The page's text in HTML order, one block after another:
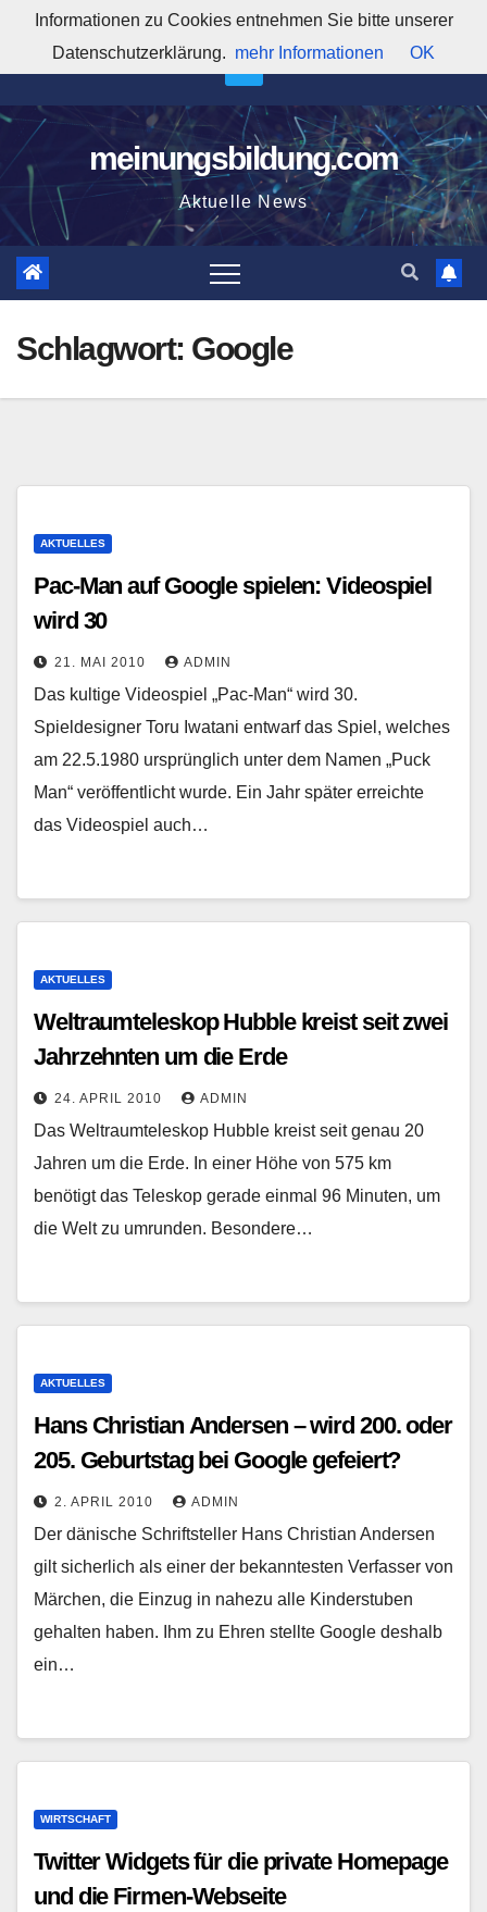
springen
10:55:25 PM
meinungsbildung.com
Aktuelle News
Schlagwort: Google
AKTUELLES
Pac-Man auf Google spielen: Videospiel
wird 30
21. MAI 2010 ADMIN
Das kultige Videospiel „Pac-Man“ wird 30.
Spieldesigner Toru Iwatani entwarf das Spiel, welches
am 22.5.1980 ursprünglich unter dem Namen „Puck
Man“ veröffentlicht wurde. Ein Jahr später erreichte
das Videospiel auch…
AKTUELLES
Weltraumteleskop Hubble kreist seit zwei
Jahrzehnten um die Erde
24. APRIL 2010 ADMIN
Das Weltraumteleskop Hubble kreist seit genau 20
Jahren um die Erde. In einer Höhe von 575 km
benötigt das Teleskop gerade einmal 96 Minuten, um
die Welt zu umrunden. Besondere…
AKTUELLES
Hans Christian Andersen – wird 200. oder
205. Geburtstag bei Google gefeiert?
2. APRIL 2010 ADMIN
Der dänische Schriftsteller Hans Christian Andersen
gilt sicherlich als einer der bekanntesten Verfasser von
Märchen, die Einzug in nahezu alle Kinderstuben
gehalten haben. Ihm zu Ehren stellte Google deshalb
ein…
WIRTSCHAFT
Twitter Widgets für die private Homepage
und die Firmen-Webseite
Informationen zu Cookies entnehmen Sie bitte unserer
Datenschutzerklärung. mehr Informationen OK